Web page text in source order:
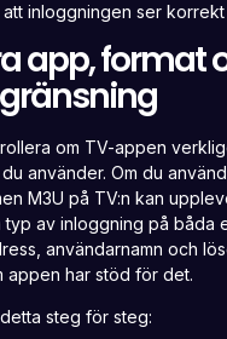
inloggningen ser korrekt
app, format
om TV-appen
använder. Om du
M3U på TV:n kan
typ av inloggning på båda
användarnamn och
appen har stöd för det.
steg för steg: